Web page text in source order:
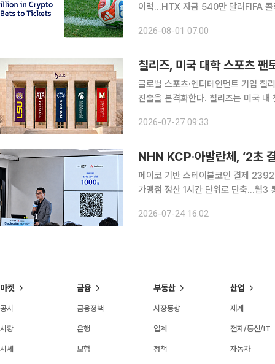
이력…HTX 자금 540만 달러FIFA 콜
나타났다. FIFA의 공식 디지털 수집품
2026-08-01 07:00
칠리즈, 미국 대학 스포츠 팬
글로벌 스포츠·엔터테인먼트 기업 칠
진출을 본격화한다. 칠리즈는 미국 내 첫 팬토큰 및 팬 참여 프로그램을 출범하고 현지 스포츠 팬덤
품선물거래위원회(CFTC)가 발표한
2026-07-27 09:33
NHN KCP·아발란체, ‘2초
페이코 기반 스테이블코인 결제
가맹점 정산 1시간 단위로 단축…웹3
한 스테이블코인 결제와 자동 정산,
2026-07-24 16:02
마켓
공시
시황
시세
금융
금융정책
은행
보험
부동산
시장동향
업계
정책
산업
재계
전자/통신/IT
자동차